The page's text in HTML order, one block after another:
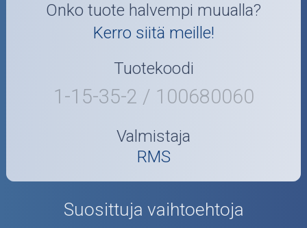
Onko tuote halvempi muualla?
Kerro siitä meille!
Tuotekoodi
1-15-35-2 / 100680060
Valmistaja
RMS
Suosittuja vaihtoehtoja